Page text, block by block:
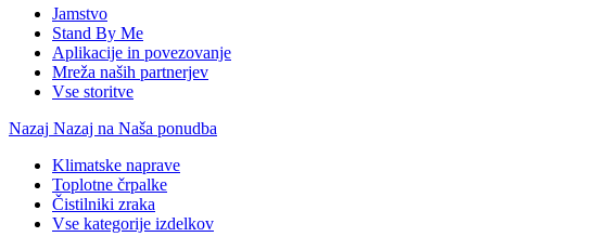
Jamstvo
Stand By Me
Aplikacije in povezovanje
Mreža naših partnerjev
Vse storitve
Nazaj Nazaj na Naša ponudba
Klimatske naprave
Toplotne črpalke
Čistilniki zraka
Vse kategorije izdelkov